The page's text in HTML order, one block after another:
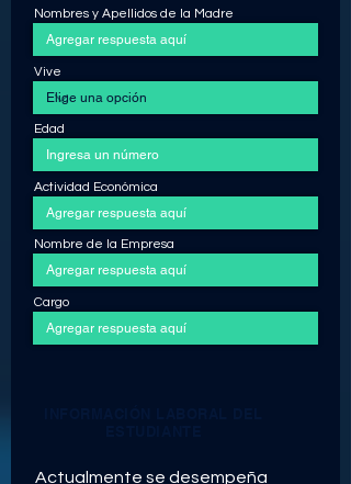
Nombres y Apellidos de la Madre
Vive
Edad
Actividad Económica
Nombre de la Empresa
Cargo
Actualmente se desempeña